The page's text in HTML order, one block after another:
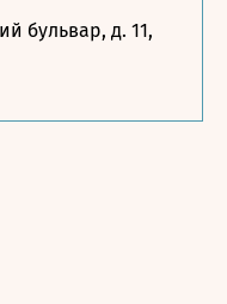
бульвар, д. 11,